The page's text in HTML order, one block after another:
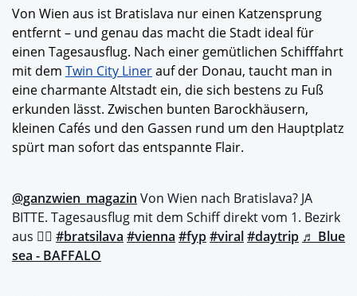
Von Wien aus ist Bratislava nur einen Katzensprung
entfernt – und genau das macht die Stadt ideal für
einen Tagesausflug. Nach einer gemütlichen Schifffahrt
mit dem Twin City Linerauf der Donau, taucht man in
eine charmante Altstadt ein, die sich bestens zu Fuß
erkunden lässt. Zwischen bunten Barockhäusern,
kleinen Cafés und den Gassen rund um den Hauptplatz
spürt man sofort das entspannte Flair.
@ganzwien_magazin Von Wien nach Bratislava? JA
BITTE. Tagesausflug mit dem Schiff direkt vom 1. Bezirk
aus 👍🏻 #bratsilava #vienna #fyp#viral#daytrip ♬ Blue
sea - BAFFALO